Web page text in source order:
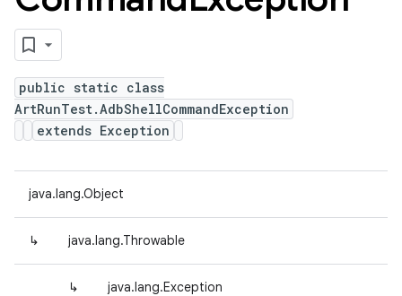
public static class
ArtRunTest.AdbShellCommandException
extends Exception
java.lang.Object
↳ java.lang.Throwable
↳ java.lang.Exception